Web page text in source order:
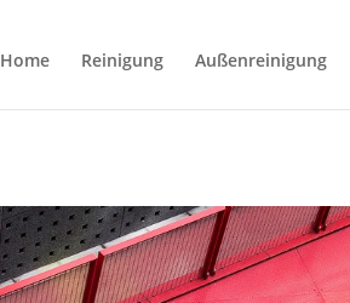
Home Reinigung Außenreinigung